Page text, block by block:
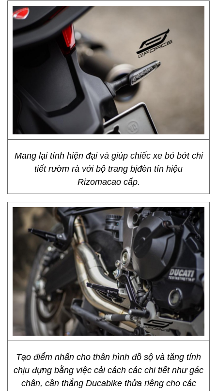
Mang lại tính hiện đại và giúp chiếc xe bỏ bớt chi
tiết rườm rà với bộ trang bịđèn tín hiệu
Rizomacao cấp.
Tạo điểm nhấn cho thân hình đồ sộ và tăng tính
chịu đựng bằng việc cải cách các chi tiết như gác
chân, cần thắng Ducabike thửa riêng cho các